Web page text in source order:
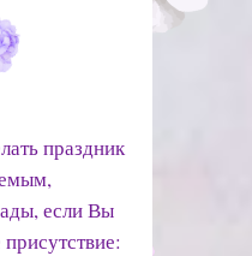
праздник
если Вы